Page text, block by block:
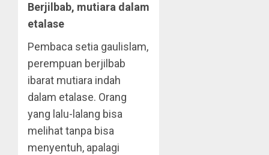
Berjilbab, mutiara dalam
etalase
Pembaca setia gaulislam,
perempuan berjilbab
ibarat mutiara indah
dalam etalase. Orang
yang lalu-lalang bisa
melihat tanpa bisa
menyentuh, apalagi